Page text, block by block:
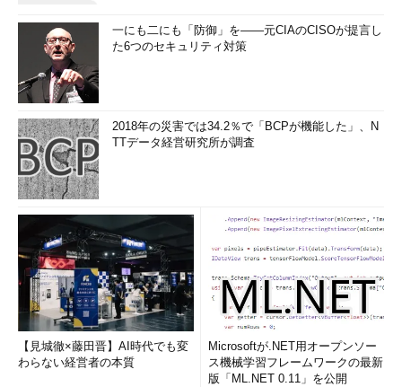
一にも二にも「防御」を――元CIAのCISOが提言し
た6つのセキュリティ対策
2018年の災害では34.2％で「BCPが機能した」、N
TTデータ経営研究所が調査
【見城徹×藤田晋】AI時代でも変
わらない経営者の本質
Microsoftが.NET用オープンソー
ス機械学習フレームワークの最新
版「ML.NET 0.11」を公開